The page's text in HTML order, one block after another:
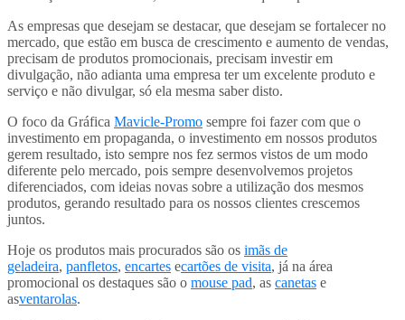
As empresas que desejam se destacar, que desejam se fortalecer no
mercado, que estão em busca de crescimento e aumento de vendas,
precisam de produtos promocionais, precisam investir em
divulgação, não adianta uma empresa ter um excelente produto e
serviço e não divulgar, só ela mesma saber disto.
O foco da Gráfica Mavicle-Promo sempre foi fazer com que o
investimento em propaganda, o investimento em nossos produtos
gerem resultado, isto sempre nos fez sermos vistos de um modo
diferente pelo mercado, pois sempre desenvolvemos projetos
diferenciados, com ideias novas sobre a utilização dos mesmos
produtos, gerando resultado para os nossos clientes crescemos
juntos.
Hoje os produtos mais procurados são os imãs de
geladeira, panfletos, encartes ecartões de visita, já na área
promocional os destaques são o mouse pad, as canetas e
asventarolas.